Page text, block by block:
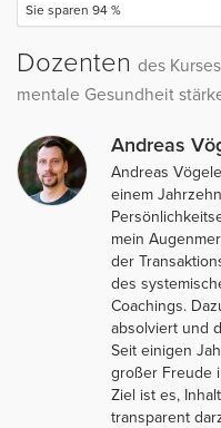
Sie sparen 94 %
Dozenten des
mentale Gesundheit
Andreas
Andreas
einem
mein
der
des
Coachings.
absolviert und
Seit einigen
großer Freude
Ziel ist es,
transparent